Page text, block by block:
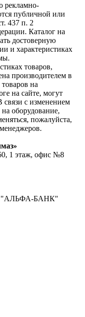
рекламно-
публичной или
437 п. 2
Каталог на
достоверную
и характеристиках
товаров,
производителем в
на
на сайте, могут
связи с изменением
оборудование,
пожалуйста,
1 этаж, офис №8
БАНК"